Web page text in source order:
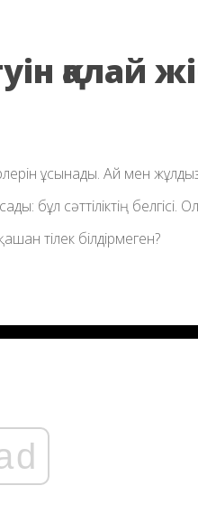
қалай
ұсынады. Ай мен
бұл сәттіліктің
тілек білдірмеген?